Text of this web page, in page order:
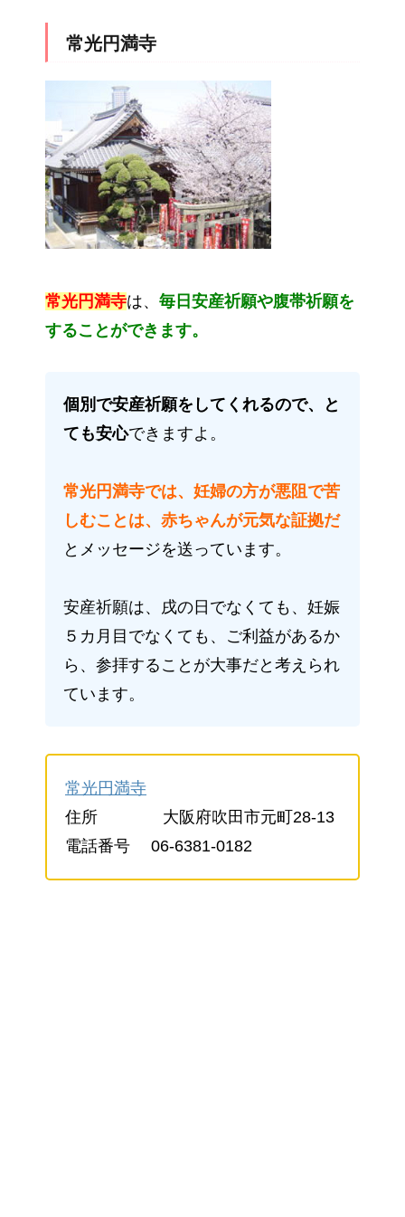
常光円満寺
常光円満寺は、 毎日安産祈願や腹帯祈願を
することができます。
個別で安産祈願をしてくれるので、と
ても安心できますよ。
常光円満寺では、妊婦の方が悪阻で苦
しむことは、赤ちゃんが元気な証拠だ
とメッセージを送っています。
安産祈願は、戌の日でなくても、妊娠
５カ月目でなくても、ご利益があるか
ら、参拝することが大事だと考えられ
ています。
常光円満寺
住所 大阪府吹田市元町28-13
電話番号 06-6381-0182